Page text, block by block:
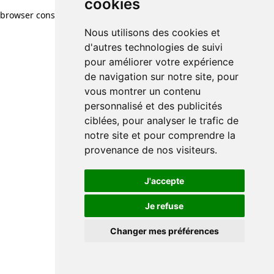
cookies
Nous utilisons des cookies et
d'autres technologies de suivi
pour améliorer votre expérience
de navigation sur notre site, pour
vous montrer un contenu
personnalisé et des publicités
ciblées, pour analyser le trafic de
notre site et pour comprendre la
provenance de nos visiteurs.
J'accepte
Je refuse
Changer mes préférences
browser console for more information)